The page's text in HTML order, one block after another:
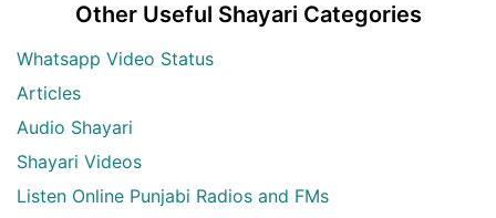
Other Useful Shayari Categories
Whatsapp Video Status
Articles
Audio Shayari
Shayari Videos
Listen Online Punjabi Radios and FMs